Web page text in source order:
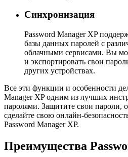
Синхронизация
Password Manager XP
базы данных паролей с
облачными сервисами. Вы
и экспортировать свои
других устройствах.
Все эти функции и особенности
Manager XP одним из лучших
паролями. Защитите свои пароли,
сделайте свою онлайн-
Password Manager XP.
Преимущества